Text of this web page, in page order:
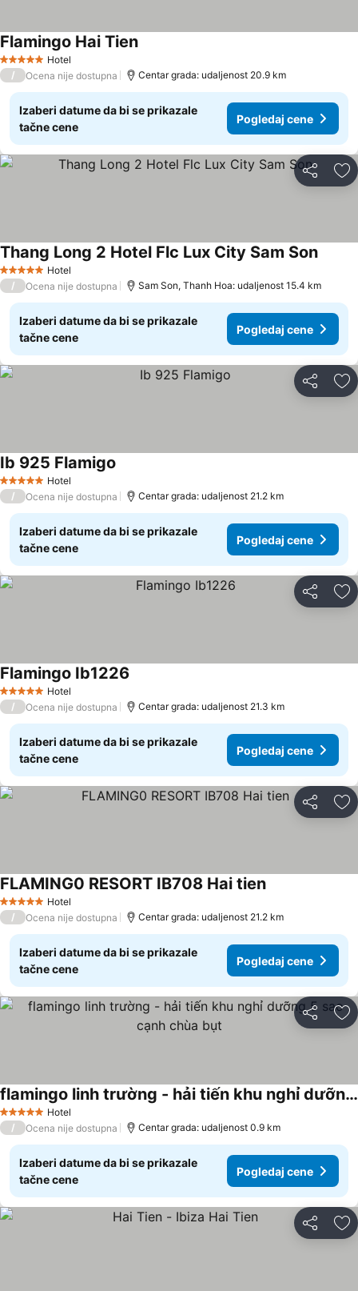
5 ZvezdiceHotel
Flamingo Hai TienPogledaj cene
/ Ocena nije dostupna Centar grada: udaljenost 20.9 km
Izaberi datume da bi se prikazale
tačne cene
Pogledaj cene
Deli
5 ZvezdiceHotel
Thang Long 2 Hotel Flc Lux City Sam Son
/ Ocena nije dostupna Sam Son, Thanh Hoa: udaljenost 15.4 km
Izaberi datume da bi se prikazale
tačne cene
Pogledaj cene
Deli
5 ZvezdiceHotel
Ib 925 Flamigo
/ Ocena nije dostupna Centar grada: udaljenost 21.2 km
Izaberi datume da bi se prikazale
tačne cene
Pogledaj cene
Deli
5 ZvezdiceHotel
Flamingo Ib1226
/ Ocena nije dostupna Centar grada: udaljenost 21.3 km
Izaberi datume da bi se prikazale
tačne cene
Pogledaj cene
Deli
5 ZvezdiceHotel
FLAMING0 RESORT IB708 Hai tienPogledaj cene
/ Ocena nije dostupna Centar grada: udaljenost 21.2 km
Izaberi datume da bi se prikazale
tačne cene
Pogledaj cene
Deli
5 ZvezdiceHotel
flamingo linh trường - hải tiến khu nghỉ dưỡng 5 sao cạnh chùa bụt
Pogledaj cene
/ Ocena nije dostupna Centar grada: udaljenost 0.9 km
Izaberi datume da bi se prikazale
tačne cene
Pogledaj cene
Deli